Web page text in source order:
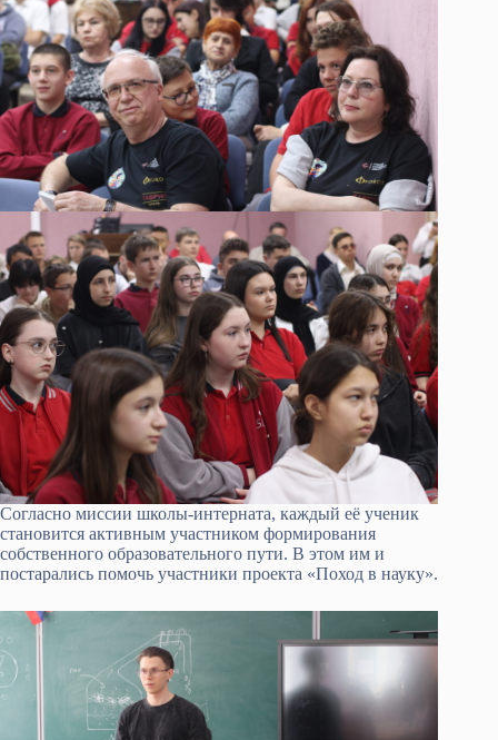
Согласно миссии школы-интерната, каждый её ученик
становится активным участником формирования
собственного образовательного пути. В этом им и
постарались помочь участники проекта «Поход в науку».